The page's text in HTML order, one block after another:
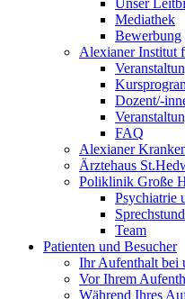
Mediathek
Bewerbung
Alexianer Institut
Dozent/-
FAQ
Alexianer
Ärztehaus
Poliklinik Große
Psychiatrie
Team
Patienten und Besucher
Ihr Aufenthalt bei
Vor Ihrem
Während Ihres